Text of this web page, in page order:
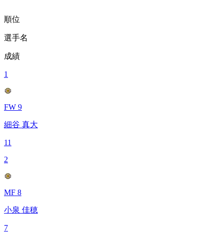
順位
選手名
成績
1
FW 9
細谷 真大
11
2
MF 8
小泉 佳穂
7